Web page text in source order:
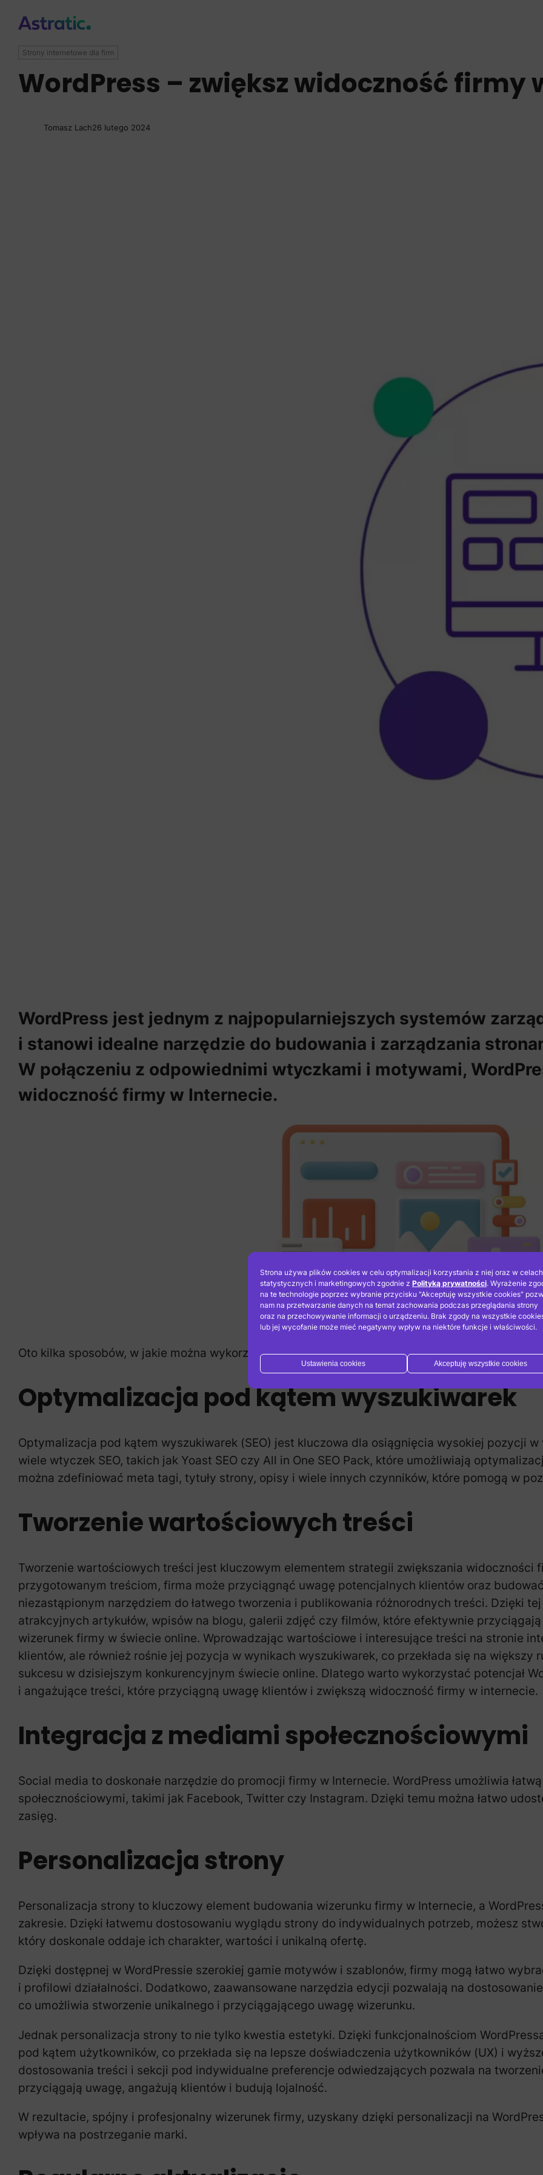
Strona używa plików cookies w celu optymalizacji korzystania z niej oraz w celach
statystycznych i marketingowych zgodnie z Polityką prywatności. Wyrażenie
na te technologie poprzez wybranie przycisku "Akceptuję wszystkie cookies"
nam na przetwarzanie danych na temat zachowania podczas przeglądania strony
oraz na przechowywanie informacji o urządzeniu. Brak zgody na wszystkie
lub jej wycofanie może mieć negatywny wpływ na niektóre funkcje i właściwości.
Akceptuję wszystkie cookies
Ustawienia cookies
Strony internetowe dla firm
WordPress – zwiększ widoczność firmy
Tomasz Lach26 lutego 2024
WordPress jest jednym z najpopularniejszych systemów
i stanowi idealne narzędzie do budowania i zarządzania
W połączeniu z odpowiednimi wtyczkami i motywami,
widoczność firmy w Internecie.
Oto kilka sposobów, w jakie można wykorzystaćWordPressaby zwiększyć widoczność firmy w
Optymalizacja pod kątem wyszukiwarek
Optymalizacja pod kątem wyszukiwarek (SEO) jest kluczowa dla osiągnięcia wysokiej pozycji
wiele wtyczek SEO, takich jak Yoast SEO czy All in One SEO Pack, które umożliwiają
można zdefiniować meta tagi, tytuły strony, opisy i wiele innych czynników, które pomogą w
Tworzenie wartościowych treści
Tworzenie wartościowych treści jest kluczowym elementem strategii zwiększania widoczności
przygotowanym treściom, firma może przyciągnąć uwagę potencjalnych klientów oraz
niezastąpionym narzędziem do łatwego tworzenia i publikowania różnorodnych treści. Dzięki
atrakcyjnych artykułów, wpisów na blogu, galerii zdjęć czy filmów, które efektywnie
wizerunek firmy w świecie online. Wprowadzając wartościowe i interesujące treści na stronie
klientów, ale również rośnie jej pozycja w wynikach wyszukiwarek, co przekłada się na większy
sukcesu w dzisiejszym konkurencyjnym świecie online. Dlatego warto wykorzystać potencjał
i angażujące treści, które przyciągną uwagę klientów i zwiększą widoczność firmy w internecie.
Integracja z mediami społecznościowymi
Social media to doskonałe narzędzie do promocji firmy w Internecie. WordPress umożliwia
społecznościowymi, takimi jak Facebook, Twitter czy Instagram. Dzięki temu można łatwo
zasięg.
Personalizacja strony
Personalizacja strony to kluczowy element budowania wizerunku firmy w Internecie, a
zakresie. Dzięki łatwemu dostosowaniu wyglądu strony do indywidualnych potrzeb, możesz
który doskonale oddaje ich charakter, wartości i unikalną ofertę.
Dzięki dostępnej w WordPressie szerokiej gamie motywów i szablonów, firmy mogą łatwo
i profilowi działalności. Dodatkowo, zaawansowane narzędzia edycji pozwalają na
co umożliwia stworzenie unikalnego i przyciągającego uwagę wizerunku.
Jednak personalizacja strony to nie tylko kwestia estetyki. Dzięki funkcjonalnościom
pod kątem użytkowników, co przekłada się na lepsze doświadczenia użytkowników (UX) i
dostosowania treści i sekcji pod indywidualne preferencje odwiedzających pozwala na
przyciągają uwagę, angażują klientów i budują lojalność.
W rezultacie, spójny i profesjonalny wizerunek firmy, uzyskany dzięki personalizacji na
wpływa na postrzeganie marki.